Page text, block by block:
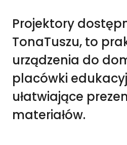
Projektory
TonaTuszu, to
urządzenia do
placówki
ułatwiające
materiałów.